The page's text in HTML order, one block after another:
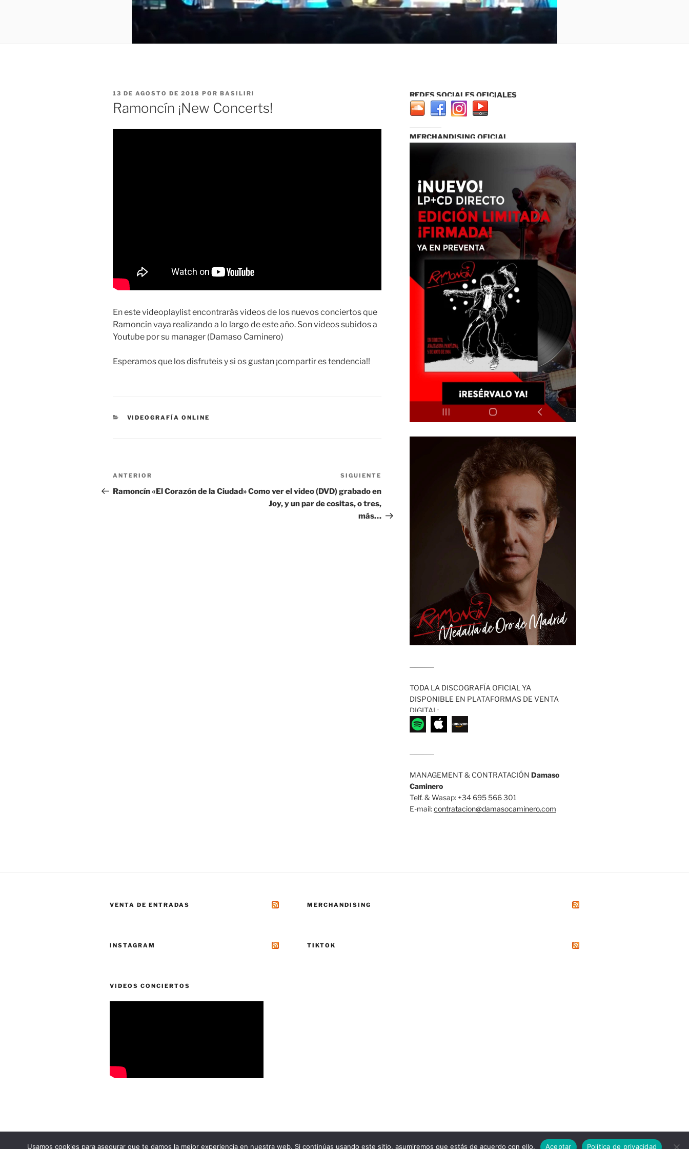
PUBLICADO
EL
13 DE AGOSTO DE 2018 POR BASILIRI
Ramoncín ¡New Concerts!
En este videoplaylist encontrarás videos de los nuevos conciertos que
Ramoncín vaya realizando a lo largo de este año. Son videos subidos a
Youtube por su manager (Damaso Caminero)
Esperamos que los disfruteis y si os gustan ¡compartir es tendencia!!
CATEGORÍAS
VIDEOGRAFÍA ONLINE
Navegación
de
Entrada
anterior:
ANTERIOR
Ramoncín «El Corazón de la Ciudad»
entrada
SIGUIENTE
Como ver el video (DVD) grabado en
Joy, y un par de cositas, o tres,
más…
REDES SOCIALES OFICIALES
MERCHANDISING OFICIAL
TODA LA DISCOGRAFÍA OFICIAL YA
DISPONIBLE EN PLATAFORMAS DE VENTA
DIGITAL:
MANAGEMENT & CONTRATACIÓN Damaso
Caminero
Telf. & Wasap: +34 695 566 301
E-mail:contratacion@damasocaminero.com
VENTA DE ENTRADAS
INSTAGRAM
VIDEOS CONCIERTOS
MERCHANDISING
TIKTOK
Usamos cookies para asegurar que te damos la mejor experiencia en nuestra web. Si continúas usando este sitio, asumiremos que estás de acuerdo con ello. Aceptar Política de privacidad